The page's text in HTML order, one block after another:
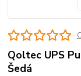
Qoltec UPS
Šedá